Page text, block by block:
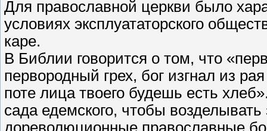
Для православной церкви было
условиях эксплуататорского
каре.
В Библии говорится о том, что
первородный грех, бог изгнал из
поте лица твоего будешь есть
сада едемского, чтобы
дореволюционные православные